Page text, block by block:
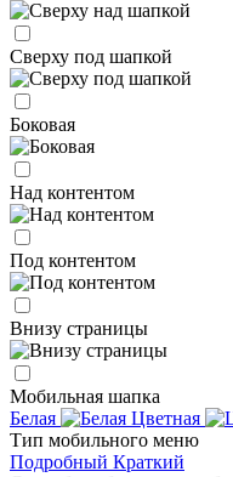
Сверху под шапкой
Боковая
Над контентом
Под контентом
Внизу страницы
Мобильная шапка
Белая
Цветная
Тип мобильного меню
Подробный Краткий